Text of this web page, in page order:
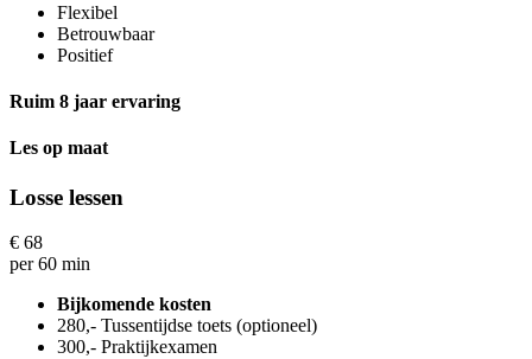
Flexibel
Betrouwbaar
Positief
Ruim 8 jaar ervaring
Les op maat
Losse lessen
€ 68
per 60 min
Bijkomende kosten
280,- Tussentijdse toets (optioneel)
300,- Praktijkexamen